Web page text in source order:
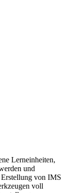
Lerneinheiten,
und
Erstellung von IMS
voll